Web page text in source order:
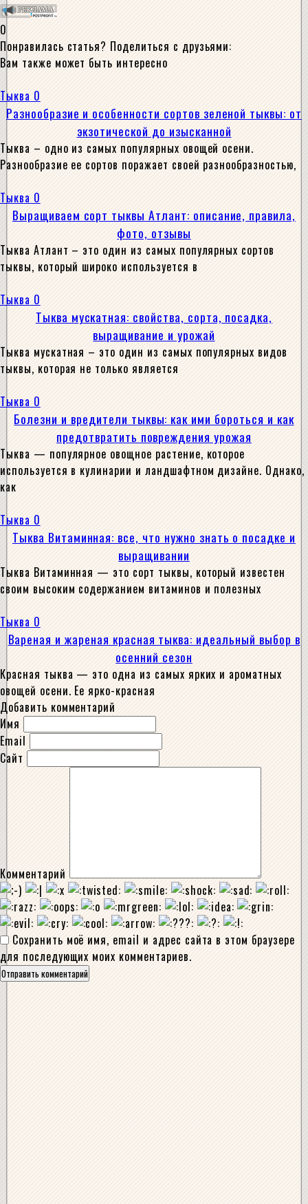
0
Понравилась статья? Поделиться с друзьями:
Вам также может быть интересно
Тыква 0
Разнообразие и особенности сортов зеленой тыквы: от
экзотической до изысканной
Тыква – одно из самых популярных овощей осени.
Разнообразие ее сортов поражает своей разнообразностью,
Тыква 0
Выращиваем сорт тыквы Атлант: описание, правила,
фото, отзывы
Тыква Атлант – это один из самых популярных сортов
тыквы, который широко используется в
Тыква 0
Тыква мускатная: свойства, сорта, посадка,
выращивание и урожай
Тыква мускатная – это один из самых популярных видов
тыквы, которая не только является
Тыква 0
Болезни и вредители тыквы: как ими бороться и как
предотвратить повреждения урожая
Тыква — популярное овощное растение, которое
используется в кулинарии и ландшафтном дизайне. Однако,
как
Тыква 0
Тыква Витаминная: все, что нужно знать о посадке и
выращивании
Тыква Витаминная — это сорт тыквы, который известен
своим высоким содержанием витаминов и полезных
Тыква 0
Вареная и жареная красная тыква: идеальный выбор в
осенний сезон
Красная тыква — это одна из самых ярких и ароматных
овощей осени. Ее ярко-красная
Добавить комментарий
Имя
Email
Сайт
Комментарий
Сохранить моё имя, email и адрес сайта в этом браузере
для последующих моих комментариев.